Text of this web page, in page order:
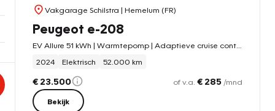
Vakgarage Schilstra | Hemelum (FR)
Peugeot e-208
2024
Elektrisch 52.000 km
€ 23.500 of v.a. € 285 /mnd
Bekijk